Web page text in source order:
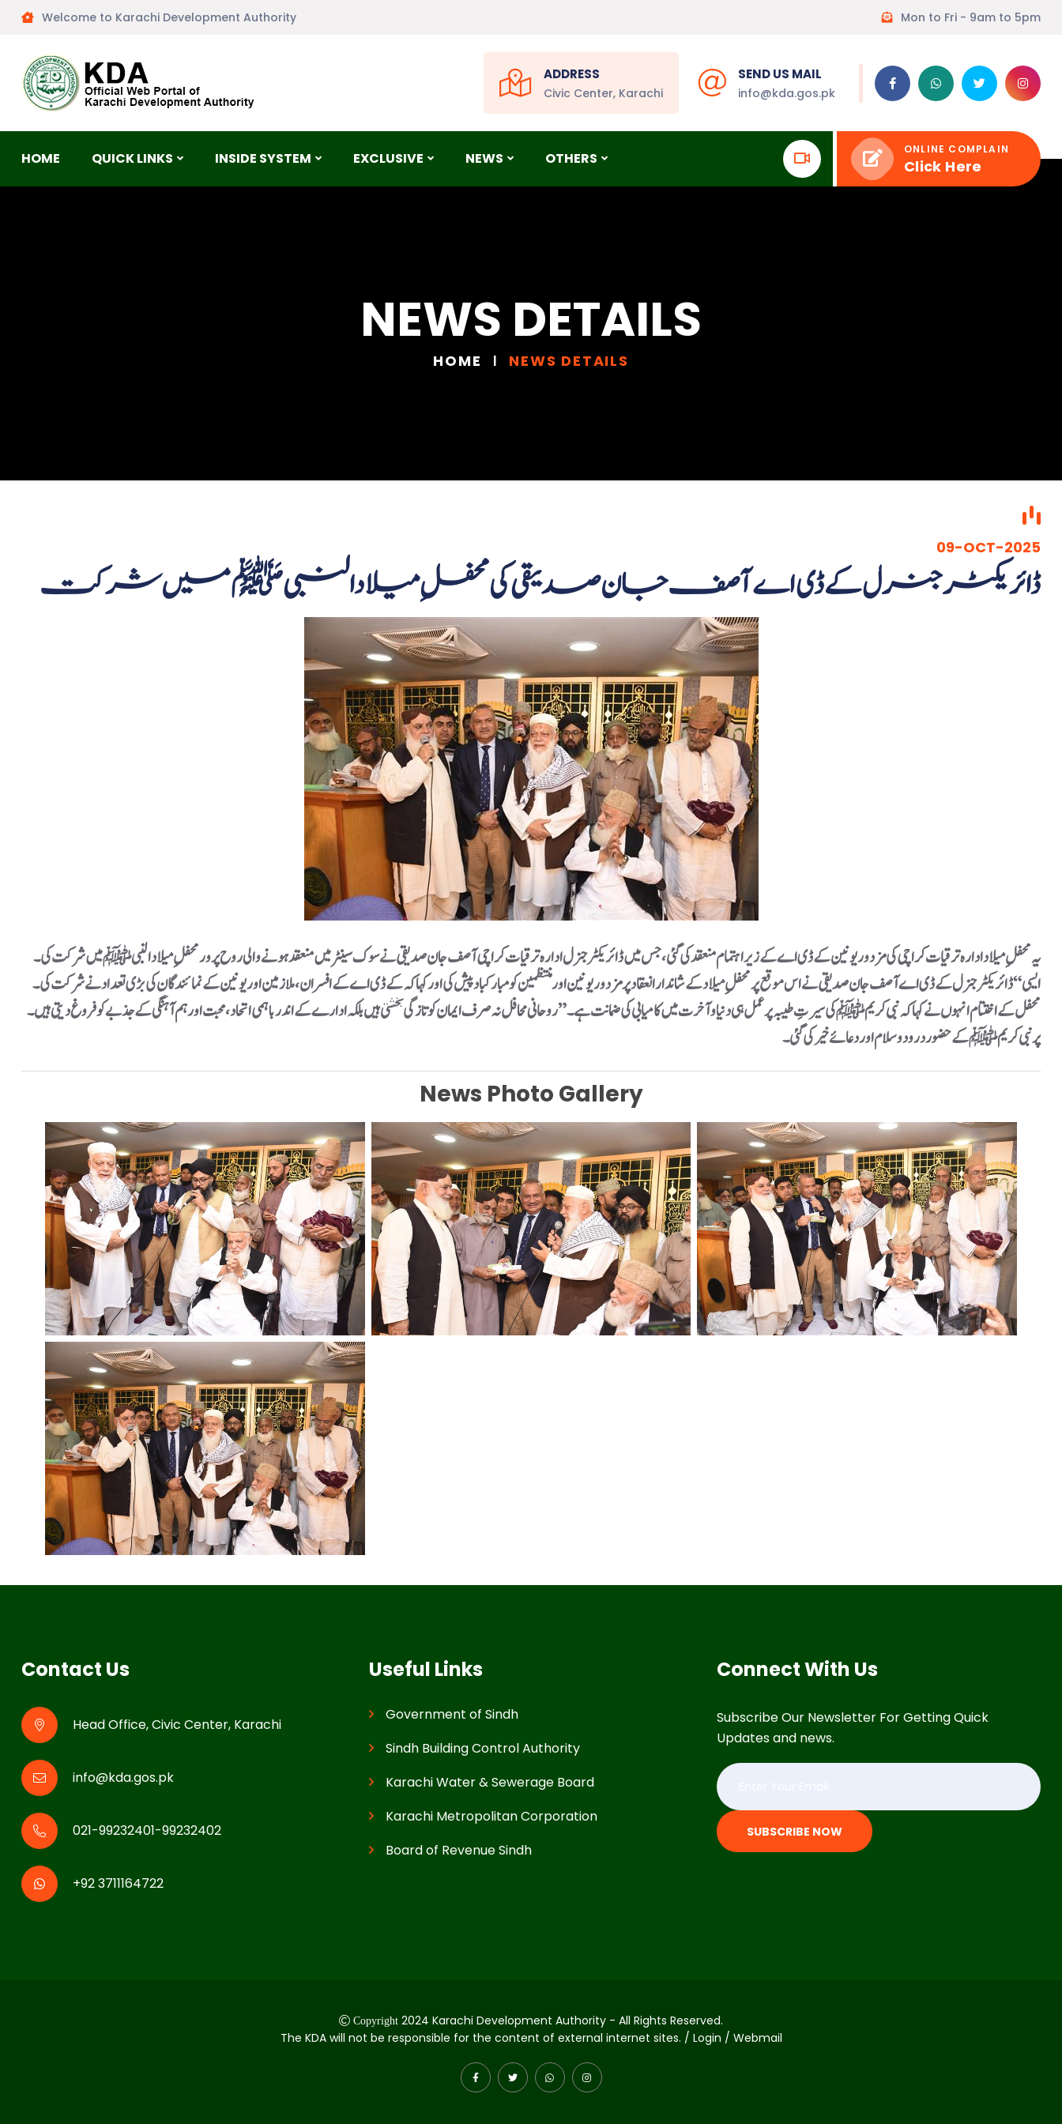
Welcome to Karachi Development Authority Mon to Fri - 9am to 5pm
ADDRESS
Civic Center, Karachi
SEND US MAIL
info@kda.gos.pk
HOME QUICK LINKS INSIDE SYSTEM EXCLUSIVE NEWS OTHERS
ONLINE COMPLAIN
Click Here
NEWS DETAILS
HOME NEWS DETAILS
09-OCT-2025
ڈائریکٹر جنرل کے ڈی اے آصف جان صدیقی کی محفلِ میلادالنبی ﷺ میں شرکت
ڈائریکٹر جنرل ادارہ ترقیات کراچی آصف جان صدیقی نے سوک سینٹر میں منعقد ہونے والی روح پرور محفلِ میلادالنبی ﷺ میں شرکت کی۔ ‎ ‎یہ محفلِ میلاد ادارہ ترقیات کراچی کی مزدور یونین کے ڈی اے کے زیراہتمام منعقد کی گئی، جس میں
کے ڈی اے کے افسران، ملازمین اور یونین کے نمائندگان کی بڑی تعداد نے شرکت کی۔ ‎ ‎ڈائریکٹر جنرل کے ڈی اے آصف جان صدیقی نے اس موقع پر محفلِ میلاد کے شاندار انعقاد پر مزدور یونین اور منتظمین کو مبارکباد پیش کی اور کہا کہ ‎ ‎“ایسی
روحانی محافل نہ صرف ایمان کو تازگی بخشتی ہیں بلکہ ادارے کے اندر باہمی اتحاد، محبت اور ہم آہنگی کے جذبے کو فروغ دیتی ہیں۔” ‎ ‎انہوں نے کہا کہ نبی کریم ﷺ کی سیرتِ طیبہ پر عمل ہی دنیا و آخرت میں کامیابی کی ضمانت ہے۔ ‎ ‎محفل کے اختتام
پر نبی کریم ﷺ کے حضور درود و سلام اور دعائے خیر کی گئی۔
News Photo Gallery
Connect With Us
Subscribe Our Newsletter For Getting Quick
Updates and news.
SUBSCRIBE NOW
Useful Links
Government of Sindh
Sindh Building Control Authority
Karachi Water & Sewerage Board
Karachi Metropolitan Corporation
Board of Revenue Sindh
Contact Us
Head Office, Civic Center, Karachi
info@kda.gos.pk
021-99232401-99232402
+92 3711164722
Copyright 2024 Karachi Development Authority - All Rights Reserved.
The KDA will not be responsible for the content of external internet sites. / Login / Webmail